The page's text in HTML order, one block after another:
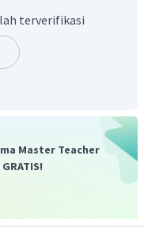
terverifikasi
Master Teacher